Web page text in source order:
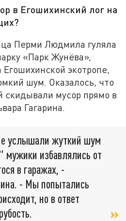
в Егошихинский лог на
Перми Людмила гуляла
«Парк Жунёва»,
экотропе,
шум. Оказалось, что
скидывали мусор прямо в
Гагарина.
услышали жуткий шум
избавлялись от
в гаражах, -
- Мы попытались
но в ответ